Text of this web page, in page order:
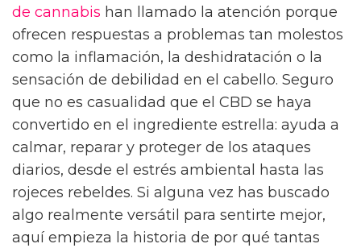
de cannabis han llamado la atención porque
ofrecen respuestas a problemas tan molestos
como la inflamación, la deshidratación o la
sensación de debilidad en el cabello. Seguro
que no es casualidad que el CBD se haya
convertido en el ingrediente estrella: ayuda a
calmar, reparar y proteger de los ataques
diarios, desde el estrés ambiental hasta las
rojeces rebeldes. Si alguna vez has buscado
algo realmente versátil para sentirte mejor,
aquí empieza la historia de por qué tantas